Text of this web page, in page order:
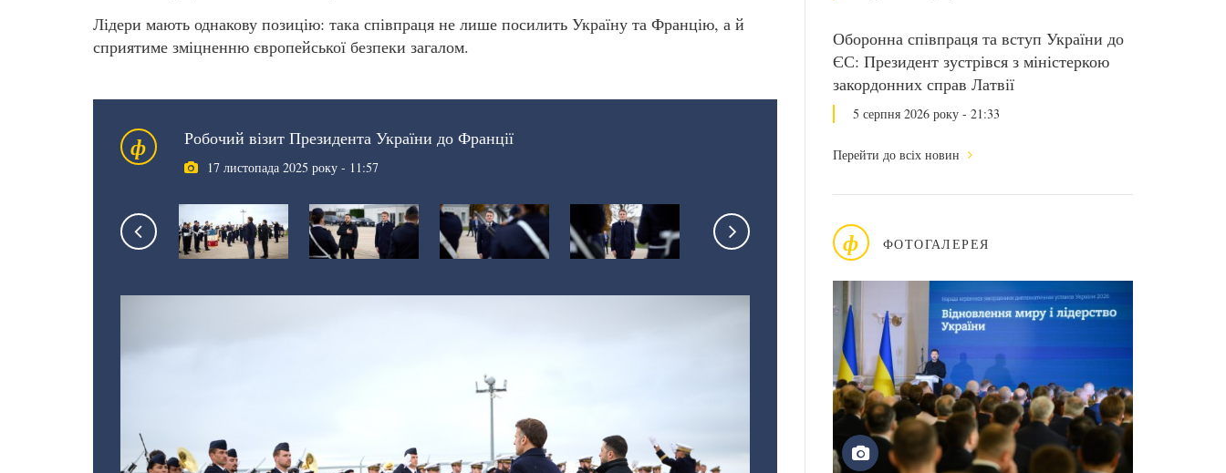
Оборонна співпраця та вступ України до
ЄС: Президент зустрівся з міністеркою
закордонних справ Латвії
5 серпня 2026 року - 21:33
Перейти до всіх новин
ф ФОТОГАЛЕРЕЯ
Лідери мають однакову позицію: така співпраця не лише посилить Україну та Францію, а й
сприятиме зміцненню європейської безпеки загалом.
ф Робочий візит Президента України до Франції
17 листопада 2025 року - 11:57